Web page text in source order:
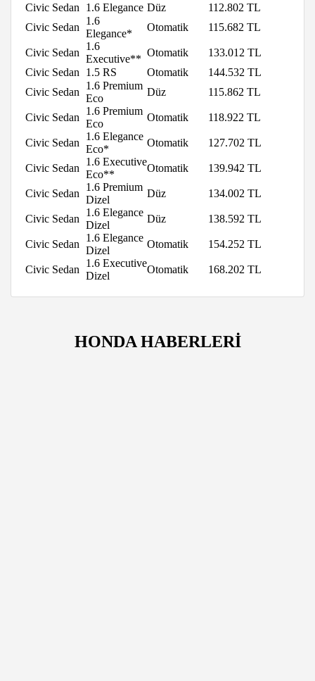
Civic Sedan
1.6 Elegance Düz
112.802 TL
Civic Sedan
1.6
Elegance*
Otomatik 115.682 TL
Civic Sedan
1.6
Executive**
Otomatik
133.012 TL
Civic Sedan
1.5 RS Otomatik
144.532 TL
Civic Sedan
1.6 Premium
Eco
Düz 115.862 TL
Civic Sedan
1.6 Premium
Eco
Otomatik 118.922 TL
Civic Sedan
1.6 Elegance
Eco*
Otomatik 127.702 TL
Civic Sedan
1.6 Executive
Eco**
Otomatik 139.942 TL
Civic Sedan
1.6 Premium
Dizel
Düz 134.002 TL
Civic Sedan
1.6 Elegance
Dizel
Düz 138.592 TL
Civic Sedan
1.6 Elegance
Dizel
Otomatik 154.252 TL
Civic Sedan
1.6 Executive
Dizel
Otomatik 168.202 TL
HONDA HABERLERİ